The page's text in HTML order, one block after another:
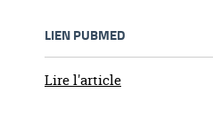
LIEN PUBMED
Lire l'article